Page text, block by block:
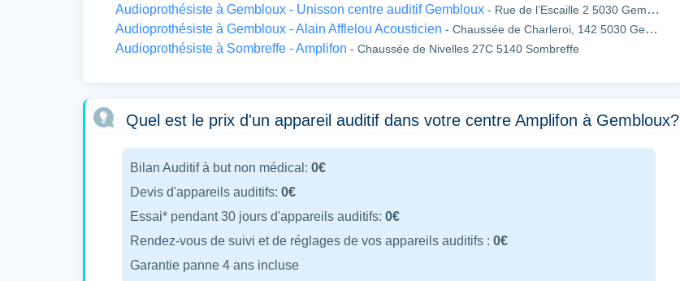
auditif, vous assurer de leur conseil et vous proposer la solution la plus adaptée à vos besoins.
L’enseigne, en outre, vous accompagnera, comme chaque client par le monde, pour toutes opérations
d’entretien, de réglage ou de réparation de vos équipements.
Audioprothésiste à Gembloux - Unisson centre auditif Gembloux - Rue de l’Escaille 2 5030 Gembloux
Audioprothésiste à Gembloux - Alain Afflelou Acousticien - Chaussée de Charleroi, 142 5030 Gembloux
Audioprothésiste à Sombreffe - Amplifon - Chaussée de Nivelles 27C 5140 Sombreffe
Quel est le prix d'un appareil auditif dans votre centre Amplifon à Gembloux?
Bilan Auditif à but non médical: 0€
Devis d'appareils auditifs: 0€
Essai* pendant 30 jours d'appareils auditifs: 0€
Rendez-vous de suivi et de réglages de vos appareils auditifs : 0€
Garantie panne 4 ans incluse